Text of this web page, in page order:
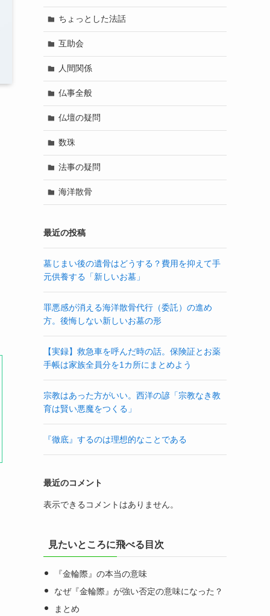
ちょっとした法話
互助会
人間関係
仏事全般
仏壇の疑問
数珠
法事の疑問
海洋散骨
最近の投稿
墓じまい後の遺骨はどうする？費用を抑えて手
元供養する「新しいお墓」
罪悪感が消える海洋散骨代行（委託）の進め
方。後悔しない新しいお墓の形
【実録】救急車を呼んだ時の話。保険証とお薬
手帳は家族全員分を1カ所にまとめよう
宗教はあった方がいい。西洋の諺「宗教なき教
育は賢い悪魔をつくる」
『徹底』するのは理想的なことである
最近のコメント
表示できるコメントはありません。
見たいところに飛べる目次
『金輪際』の本当の意味
なぜ『金輪際』が強い否定の意味になった？
まとめ